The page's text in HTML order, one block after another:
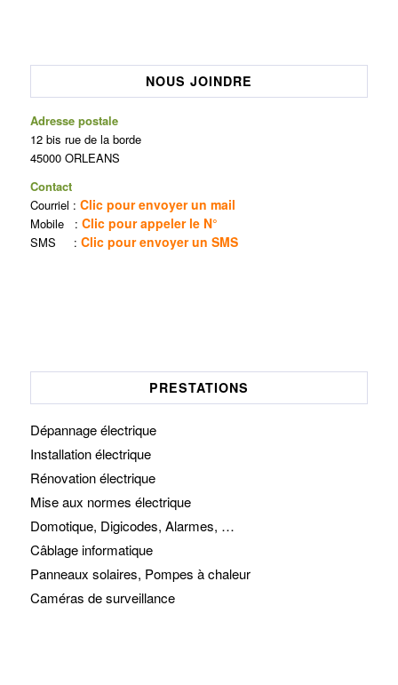
NOUS JOINDRE
Adresse postale
12 bis rue de la borde
45000 ORLEANS
Contact
Courriel : Clic pour envoyer un mail
Mobile : Clic pour appeler le N°
SMS : Clic pour envoyer un SMS
PRESTATIONS
Dépannage électrique
Installation électrique
Rénovation électrique
Mise aux normes électrique
Domotique, Digicodes, Alarmes, …
Câblage informatique
Panneaux solaires, Pompes à chaleur
Caméras de surveillance